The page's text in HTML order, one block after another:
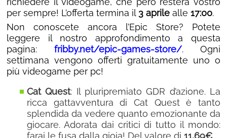
per sempre! L’offerta termina il 3 aprile alle 17:00.
Non conoscete ancora l’Epic Store? Potete
leggere il nostro approfondimento a questa
pagina: fribby.net/epic-games-store/. Ogni
settimana vengono offerti gratuitamente uno o
più videogame per pc!
Cat Quest: Il pluripremiato GDR d’azione. La
ricca gattavventura di Cat Quest è tanto
splendida da vedere quanto emozionante da
giocare. Adorata dai critici di tutto il mondo: